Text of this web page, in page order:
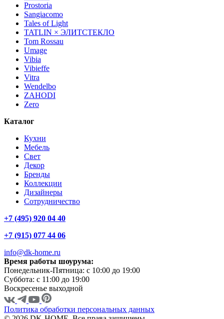
Prostoria
Sangiacomo
Tales of Light
TATLIN × ЭЛИТСТЕКЛО
Tom Rossau
Umage
Vibia
Vibieffe
Vitra
Wendelbo
ZAHODI
Zero
Каталог
Кухни
Мебель
Свет
Декор
Бренды
Коллекции
Дизайнеры
Сотрудничество
+7 (495) 920 04 40
+7 (915) 077 44 06
info@dk-home.ru
Время работы шоурума:
Понедельник-Пятница: c 10:00 до 19:00
Суббота: c 11:00 до 19:00
Воскресенье выходной
Политика обработки персональных данных